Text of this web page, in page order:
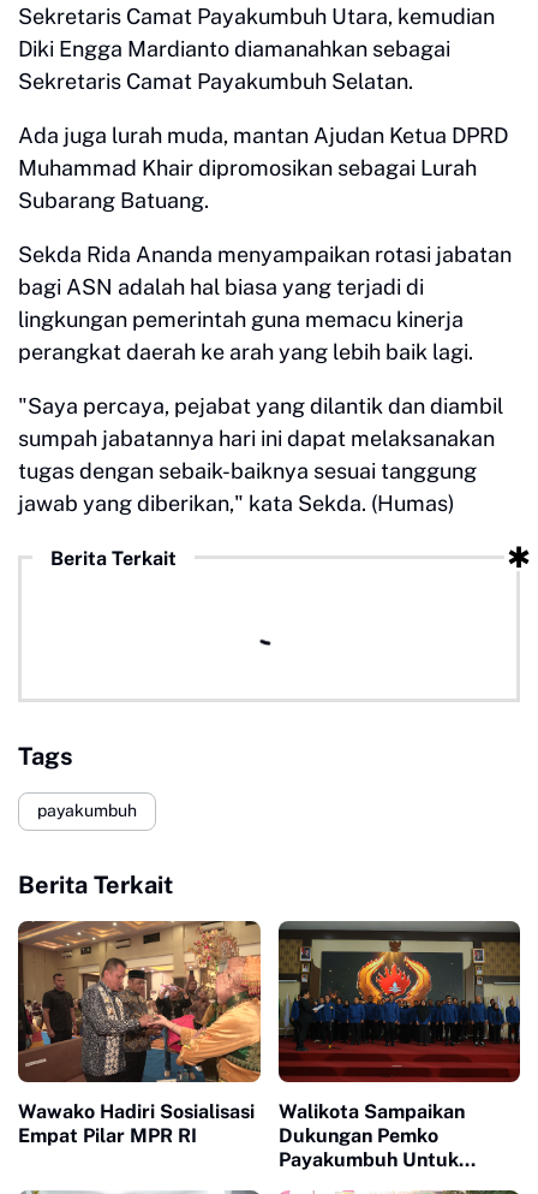
Sekretaris Camat Payakumbuh Utara, kemudian
Diki Engga Mardianto diamanahkan sebagai
Sekretaris Camat Payakumbuh Selatan.
Ada juga lurah muda, mantan Ajudan Ketua DPRD
Muhammad Khair dipromosikan sebagai Lurah
Subarang Batuang.
Sekda Rida Ananda menyampaikan rotasi jabatan
bagi ASN adalah hal biasa yang terjadi di
lingkungan pemerintah guna memacu kinerja
perangkat daerah ke arah yang lebih baik lagi.
"Saya percaya, pejabat yang dilantik dan diambil
sumpah jabatannya hari ini dapat melaksanakan
tugas dengan sebaik-baiknya sesuai tanggung
jawab yang diberikan," kata Sekda. (Humas)
Berita Terkait
Tags
payakumbuh
Berita Terkait
Wawako Hadiri Sosialisasi
Empat Pilar MPR RI
Walikota Sampaikan
Dukungan Pemko
Payakumbuh Untuk